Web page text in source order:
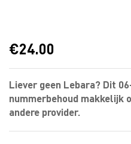
€24.00
Liever geen Lebara? Dit
nummerbehoud makkelijk
andere provider.